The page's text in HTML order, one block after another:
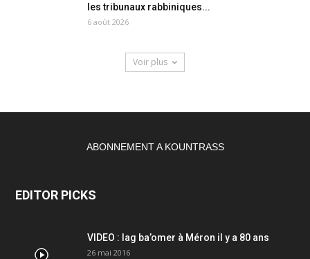
les tribunaux rabbiniques...
6 août 2026
Voir plus
ABONNEMENT A KOUNTRASS
EDITOR PICKS
VIDEO : lag ba’omer à Méron il y a 80 ans
26 mai 2016